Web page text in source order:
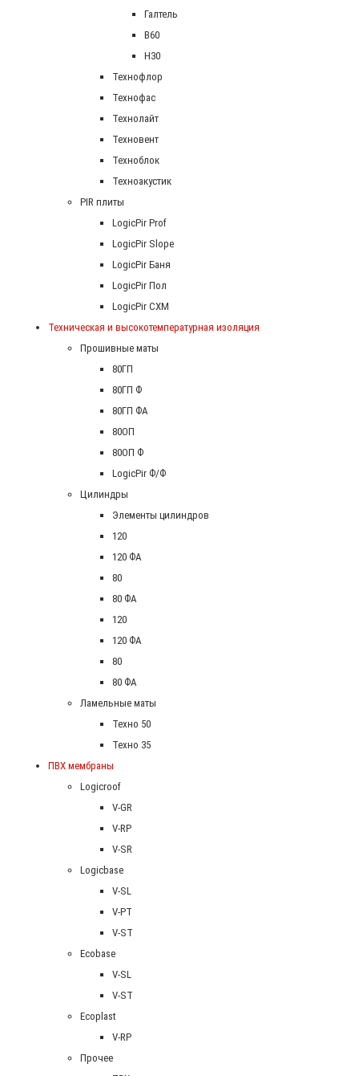
Галтель
В60
Н30
Технофлор
Технофас
Технолайт
Техновент
Техноблок
Техноакустик
PIR плиты
LogicPir Prof
LogicPir Slope
LogicPir Баня
LogicPir Пол
LogicPir СХМ
Техническая и высокотемпературная изоляция
Прошивные маты
80ГП
80ГП Ф
80ГП ФА
80ОП
80ОП Ф
LogicPir Ф/Ф
Цилиндры
Элементы цилиндров
120
120 ФА
80
80 ФА
120
120 ФА
80
80 ФА
Ламельные маты
Техно 50
Техно 35
ПВХ мембраны
Logicroof
V-GR
V-RP
V-SR
Logicbase
V-SL
V-PT
V-ST
Ecobase
V-SL
V-ST
Ecoplast
V-RP
Прочее